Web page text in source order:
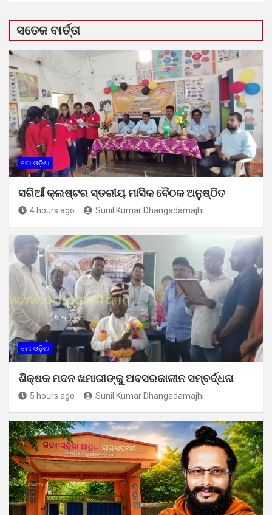
ସତେଜ ବାର୍ତ୍ତା
ମୋ ଓଡ଼ିଶା
ସରିଆଁ କ୍ଲଷ୍ଟର ସ୍ତରୀୟ ମାସିକ ବୈଠକ ଅନୁଷ୍ଠିତ
4 hours ago Sunil Kumar Dhangadamajhi
ମୋ ଓଡ଼ିଶା
ଶିକ୍ଷକ ମଦନ ଖମାରୀଙ୍କୁ ଅବସରକାଳୀନ ସମ୍ବର୍ଦ୍ଧନା
5 hours ago Sunil Kumar Dhangadamajhi